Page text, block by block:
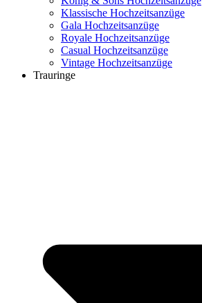
Klassische Hochzeitsanzüge
Gala Hochzeitsanzüge
Royale Hochzeitsanzüge
Casual Hochzeitsanzüge
Vintage Hochzeitsanzüge
Trauringe